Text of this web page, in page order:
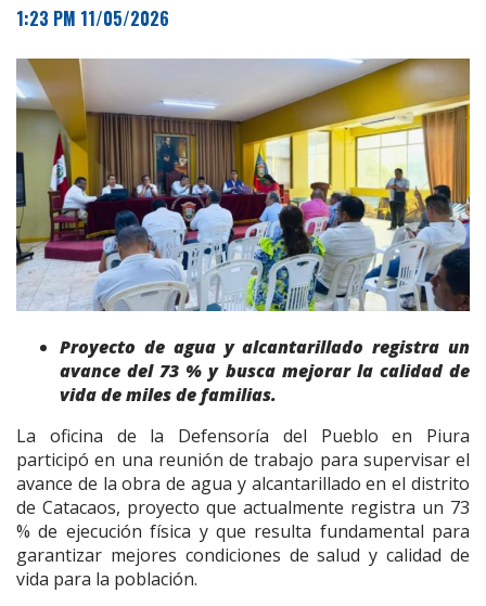
1:23 PM 11/05/2026
Proyecto de agua y alcantarillado registra un
avance del 73 % y busca mejorar la calidad de
vida de miles de familias.
La oficina de la Defensoría del Pueblo en Piura
participó en una reunión de trabajo para supervisar el
avance de la obra de agua y alcantarillado en el distrito
de Catacaos, proyecto que actualmente registra un 73
% de ejecución física y que resulta fundamental para
garantizar mejores condiciones de salud y calidad de
vida para la población.